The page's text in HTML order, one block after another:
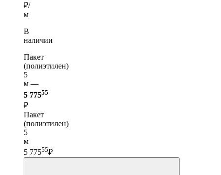
₽/
м
В
наличии
Пакет
(полиэтилен)
5
м —
5 77555
₽
Пакет
(полиэтилен)
5
м
5 77555₽